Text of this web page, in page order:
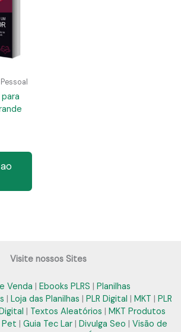
para
Visite nossos Sites
Venda | Ebooks PLRS | Planilhas
| Loja das Planilhas | PLR Digital | MKT | PLR
| Textos Aleatórios | MKT Produtos
Pet | Guia Tec Lar | Divulga Seo | Visão de